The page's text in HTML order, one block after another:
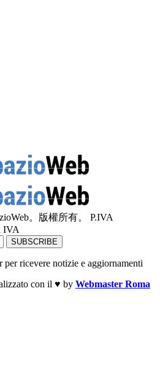
。版權所有。 P.IVA
IVA
ricevere notizie e aggiornamenti
con il ♥ by Webmaster Roma